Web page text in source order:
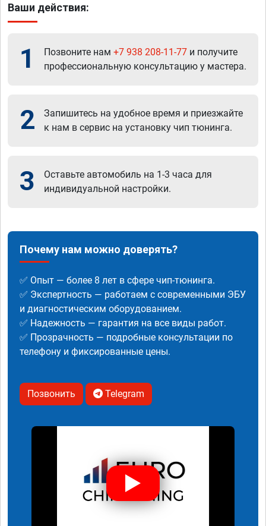
Ваши действия:
1 Позвоните нам +7 938 208-11-77 и получите
профессиональную консультацию у мастера.
2
Запишитесь на удобное время и приезжайте
к нам в сервис на установку чип тюнинга.
3
Оставьте автомобиль на 1-3 часа для
индивидуальной настройки.
Почему нам можно доверять?
✅ Опыт — более 8 лет в сфере чип-тюнинга.
✅ Экспертность — работаем с современными ЭБУ
и диагностическим оборудованием.
✅ Надежность — гарантия на все виды работ.
✅ Прозрачность — подробные консультации по
телефону и фиксированные цены.
Позвонить Telegram